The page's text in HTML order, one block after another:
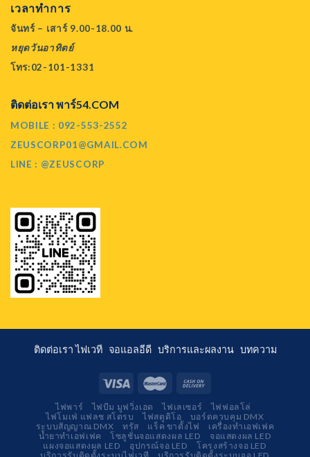
เวลาทำการ
จันทร์ – เสาร์ 9.00-18.00 น.
หยุดวันอาทิตย์
โทร:02-101-1331
ติดต่อเรา พาร์54.COM
MOBILE : 092-553-2552
ZEUSCORP01@GMAIL.COM
LINE : @ZEUSCORP
ติดต่อเราไฟเวที จอแอลอีดี บริการและผลงาน บทความ
ไฟพาร์ ไฟบีม มูฟวิ่งเฮด ไฟเลเซอร์
ไฟฟอลโล่
ไฟโมเฟ่ แฟลช สโตรบ
ไฟสตูดิโอ
บอร์ดควบคุม DMX
ระบบสัญญาณ DMX
ทรัส แร็ค ขาตั้งไฟ
เครื่องทำเอฟเฟค
น้ำยาทำเอฟเฟค
โซลูชั่นจอแสดงผล LED
จอแสดงผล LED
แผงจอแสดงผล LED
อุปกรณ์จอ LED
โครงสร้างจอ LED